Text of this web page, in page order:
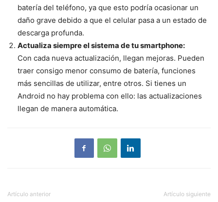
batería del teléfono, ya que esto podría ocasionar un
daño grave debido a que el celular pasa a un estado de
descarga profunda.
Actualiza siempre el sistema de tu smartphone:
Con cada nueva actualización, llegan mejoras. Pueden
traer consigo menor consumo de batería, funciones
más sencillas de utilizar, entre otros. Si tienes un
Android no hay problema con ello: las actualizaciones
llegan de manera automática.
Artículo anterior Artículo siguiente